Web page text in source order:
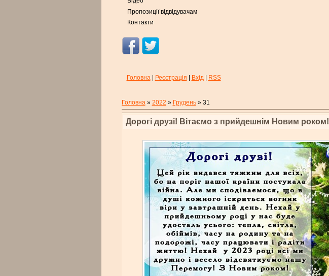
Пропозиції відвідувачам
Контакти
Головна| Реєстрація Вхід| RSS
Головна» 2022 » Грудень » 31
Дорогі друзі! Вітаємо з прийдешнім Новим роком!